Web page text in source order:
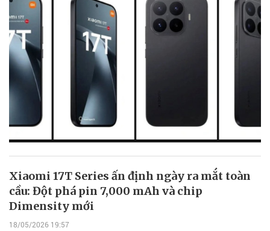
Xiaomi 17T Series ấn định ngày ra mắt toàn
cầu: Đột phá pin 7,000 mAh và chip
Dimensity mới
18/05/2026 19:57